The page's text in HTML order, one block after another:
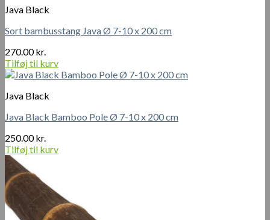
Java Black
Sort bambusstang Java Ø 7-10 x 200 cm
270.00kr.
Tilføj til kurv
Java Black
Java Black Bamboo Pole Ø 7-10 x 200 cm
250.00kr.
Tilføj til kurv